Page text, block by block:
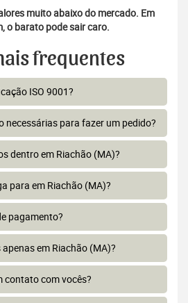
muito abaixo do mercado. Em
o barato pode sair caro.
frequentes
ISO 9001?
necessárias para fazer um pedido?
dentro em Riachão (MA)?
para em Riachão (MA)?
pagamento?
em Riachão (MA)?
contato com vocês?